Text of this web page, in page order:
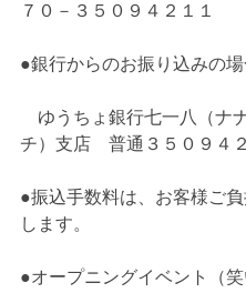
７０－３５０９４２１１
●銀行からのお振り込みの
ゆうちょ銀行七一八（ナ
チ）支店　普通３５０９４
●振込手数料は、お客様ご
します。
●オープニングイベント（